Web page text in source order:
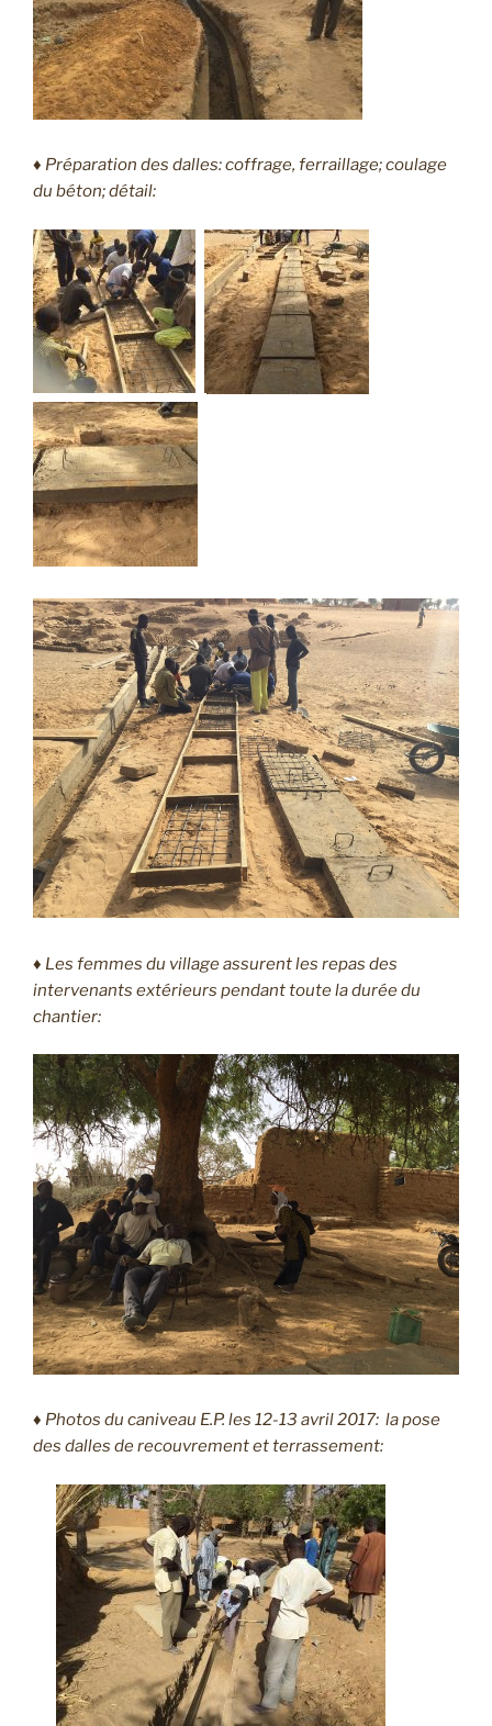
♦ Préparation des dalles: coffrage, ferraillage; coulage
du béton; détail:
♦ Les femmes du village assurent les repas des
intervenants extérieurs pendant toute la durée du
chantier:
♦ Photos du caniveau E.P. les 12-13 avril 2017: la pose
des dalles de recouvrement et terrassement: